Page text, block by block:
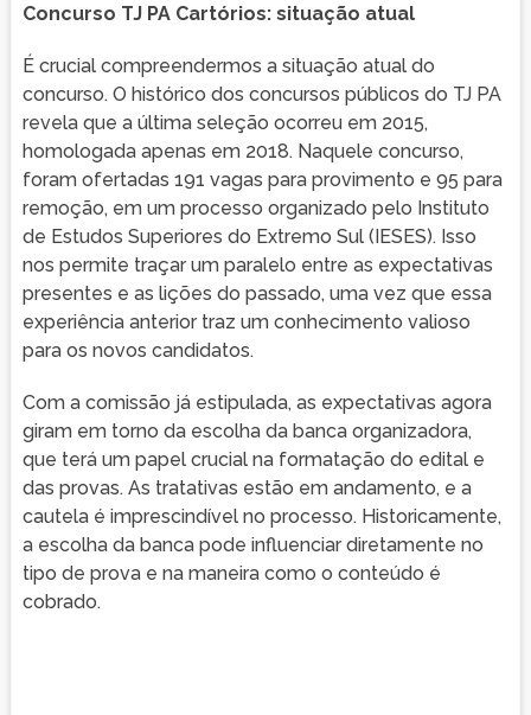
Concurso TJ PA Cartórios: situação atual
É crucial compreendermos a situação atual do
concurso. O histórico dos concursos públicos do TJ PA
revela que a última seleção ocorreu em 2015,
homologada apenas em 2018. Naquele concurso,
foram ofertadas 191 vagas para provimento e 95 para
remoção, em um processo organizado pelo Instituto
de Estudos Superiores do Extremo Sul (IESES). Isso
nos permite traçar um paralelo entre as expectativas
presentes e as lições do passado, uma vez que essa
experiência anterior traz um conhecimento valioso
para os novos candidatos.
Com a comissão já estipulada, as expectativas agora
giram em torno da escolha da banca organizadora,
que terá um papel crucial na formatação do edital e
das provas. As tratativas estão em andamento, e a
cautela é imprescindível no processo. Historicamente,
a escolha da banca pode influenciar diretamente no
tipo de prova e na maneira como o conteúdo é
cobrado.